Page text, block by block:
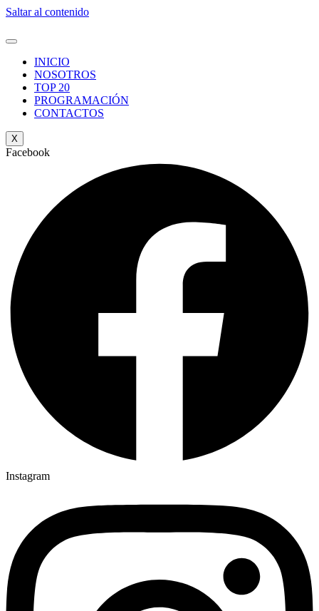
Saltar al contenido
INICIO
NOSOTROS
TOP 20
PROGRAMACIÓN
CONTACTOS
X
Facebook
Instagram